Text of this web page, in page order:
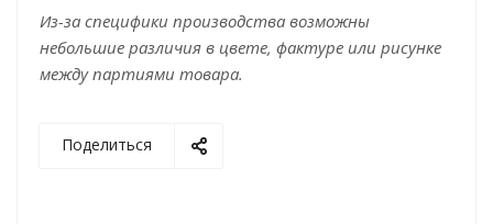
Из-за специфики производства возможны
небольшие различия в цвете, фактуре или рисунке
между партиями товара.
Поделиться